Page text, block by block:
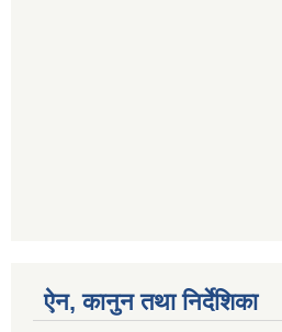
ऐन, कानुन तथा निर्देशिका